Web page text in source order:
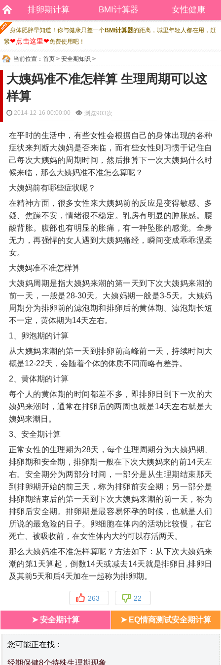
排卵期计算 BMI计算器 女性健康
身体肥胖早知道！你与健康只差一个BMI计算器的距离，城里年轻人都在用，赶
紧❤点击这里❤免费使用吧！
当前位置： 首页 > 安全期知识 >
大姨妈准不准怎样算 生理周期可以这
样算
2014-12-16 00:00:00 浏览903次
在平时的生活中，有些女性会根据自己的身体出现的各种
症状来判断大姨妈是否来临，而有些女性则习惯于记住自
己每次大姨妈的周期时间，然后推算下一次大姨妈什么时
候来临，那么大姨妈准不准怎么算呢？
大姨妈前有哪些症状呢？
在精神方面，很多女性来大姨妈前的反应是变得敏感、多
疑、焦躁不安，情绪很不稳定。乳房有明显的肿胀感。腰
酸背胀。腹部也有明显的胀痛，有一种坠胀的感觉。全身
无力，再强悍的女人遇到大姨妈痛经，瞬间变成乖乖温柔
女。
大姨妈准不准怎样算
大姨妈周期是指大姨妈来潮的第一天到下次大姨妈来潮的
前一天，一般是28-30天。大姨妈期一般是3-5天。大姨妈
周期分为排卵前的滤泡期和排卵后的黄体期。滤泡期长短
不一定，黄体期为14天左右。
1、卵泡期的计算
从大姨妈来潮的第一天到排卵前高峰前一天，持续时间大
概是12-22天，会随着个体的体质不同而略有差异。
2、黄体期的计算
每个人的黄体期的时间都差不多，即排卵日到下一次的大
姨妈来潮时，通常在排卵后的两周也就是14天左右就是大
姨妈来潮日。
3、安全期计算
正常女性的生理期为28天，每个生理周期分为大姨妈期、
排卵期和安全期，排卵期一般在下次大姨妈来的前14天左
右。安全期分为两部分时间，一部分是从生理期结束那天
到排卵期开始的前三天，称为排卵前安全期；另一部分是
排卵期结束后的第一天到下次大姨妈来潮的前一天，称为
排卵后安全期。排卵期是最容易怀孕的时候，也就是人们
所说的最危险的日子。卵细胞在体内的活动比较慢，在它
死亡、被吸收前，在女性体内大约可以存活两天。
那么大姨妈准不准怎样算呢？方法如下：从下次大姨妈来
潮的第1天算起，倒数14天或减去14天就是排卵日,排卵日
及其前5天和后4天加在一起称为排卵期。
263 22
➤ 安全期计算 ➤ EQ情商测试安全期计算
您可能正在找：
经期保健8个特殊生理期现象